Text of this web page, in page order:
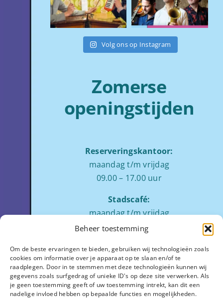
Beheer toestemming
Om de beste ervaringen te bieden, gebruiken wij technologieën zoals
cookies om informatie over je apparaat op te slaan en/of te
raadplegen. Door in te stemmen met deze technologieën kunnen wij
gegevens zoals surfgedrag of unieke ID's op deze site verwerken. Als
je geen toestemming geeft of uw toestemming intrekt, kan dit een
nadelige invloed hebben op bepaalde functies en mogelijkheden.
Volg ons op Instagram
Zomerse
openingstijden
Reserveringskantoor:
maandag t/m vrijdag
09.00 – 17.00 uur
Stadscafé:
maandag t/m vrijdag
tussen 09:00 – 17:00 uur
Zaalverhuur:
ochtend: 08.00 tot 12.00
middag: 13.00 tot 17.00
avond:op aanvraag